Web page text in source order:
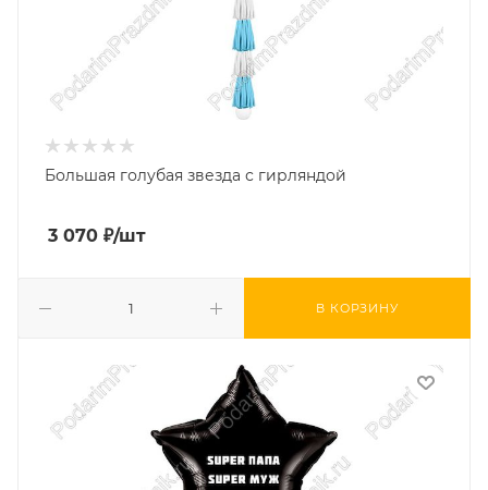
Большая голубая звезда с гирляндой
3 070 ₽/шт
В КОРЗИНУ